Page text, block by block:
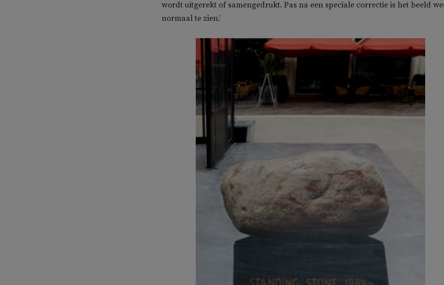
wordt uitgerekt of samengedrukt. Pas na een speciale correctie is het beeld
normaal te zien.’